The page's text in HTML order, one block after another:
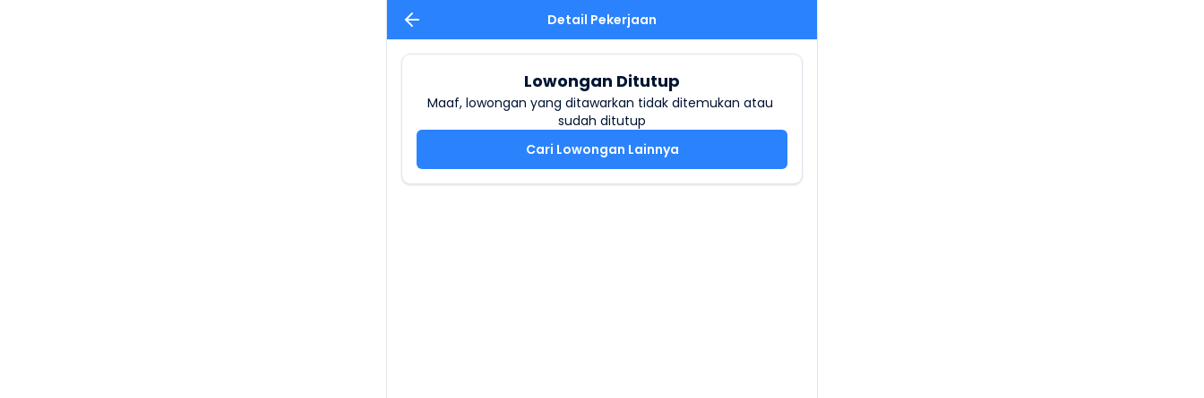
Detail Pekerjaan
Lowongan Ditutup
Maaf, lowongan yang ditawarkan tidak ditemukan atau
sudah ditutup
Cari Lowongan Lainnya